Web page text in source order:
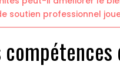
soutien professionnel